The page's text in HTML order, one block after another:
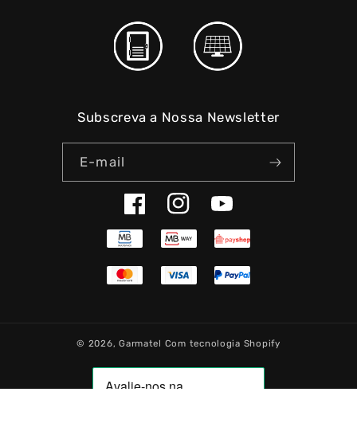
Subscreva a Nossa Newsletter
E-mail
FacebookInstagramYouTube
© 2026,Garmatel Com tecnologia Shopify